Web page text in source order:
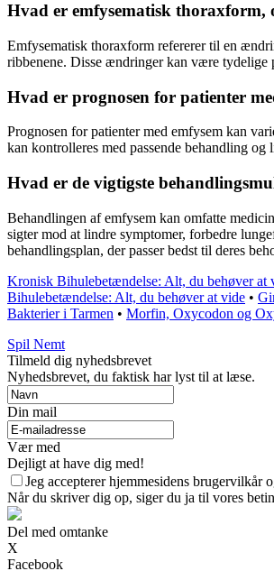
Hvad er emfysematisk thoraxform,
Emfysematisk thoraxform refererer til en
ribbenene. Disse ændringer kan være tydelige
Hvad er prognosen for patienter
Prognosen for patienter med emfysem kan
kan kontrolleres med passende behandling
Hvad er de vigtigste
Behandlingen af emfysem kan omfatte
sigter mod at lindre symptomer, forbedre
behandlingsplan, der passer bedst til deres
Kronisk Bihulebetændelse: Alt, du behøver at
Bihulebetændelse: Alt, du behøver at vide •
Bakterier i Tarmen • Morfin, Oxycodon og
Spil Nemt
Tilmeld dig nyhedsbrevet
Nyhedsbrevet, du faktisk har lyst til at læse.
Din mail
Vær med
Dejligt at have dig med!
Jeg accepterer hjemmesidens brugervilkår
Når du skriver dig op, siger du ja til vores
Del med omtanke
X
Facebook